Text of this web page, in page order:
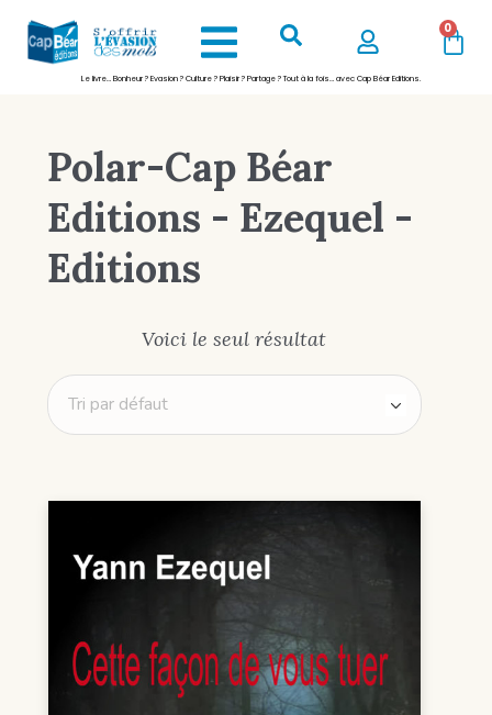
0
Le livre… Bonheur ? Evasion ? Culture ? Plaisir ? Partage ? Tout à la fois… avec Cap Béar Editions.
Polar-Cap Béar
Editions - Ezequel -
Editions
Voici le seul résultat